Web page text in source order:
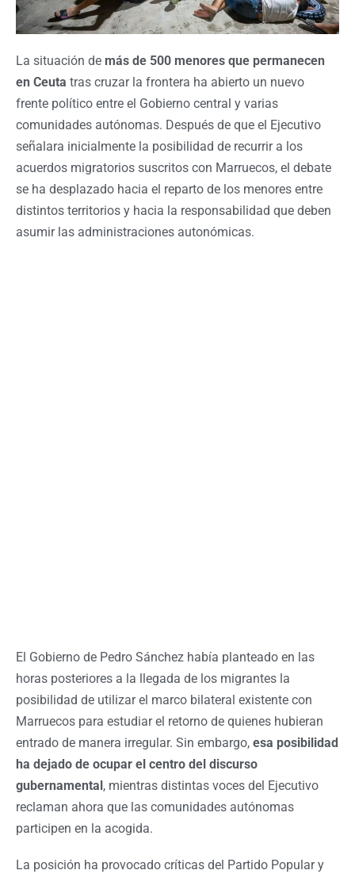
La situación de más de 500 menores que permanecen
en Ceuta tras cruzar la frontera ha abierto un nuevo
frente político entre el Gobierno central y varias
comunidades autónomas. Después de que el Ejecutivo
señalara inicialmente la posibilidad de recurrir a los
acuerdos migratorios suscritos con Marruecos, el debate
se ha desplazado hacia el reparto de los menores entre
distintos territorios y hacia la responsabilidad que deben
asumir las administraciones autonómicas.
El Gobierno de Pedro Sánchez había planteado en las
horas posteriores a la llegada de los migrantes la
posibilidad de utilizar el marco bilateral existente con
Marruecos para estudiar el retorno de quienes hubieran
entrado de manera irregular. Sin embargo, esa posibilidad
ha dejado de ocupar el centro del discurso
gubernamental, mientras distintas voces del Ejecutivo
reclaman ahora que las comunidades autónomas
participen en la acogida.
La posición ha provocado críticas del Partido Popular y